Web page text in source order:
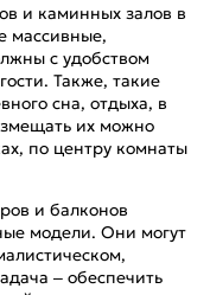
и каминных залов в
массивные,
с удобством
Также, такие
сна, отдыха, в
их можно
по центру комнаты
и балконов
модели. Они могут
– обеспечить